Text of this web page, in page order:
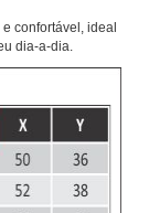
confortável, ideal
dia-a-dia.